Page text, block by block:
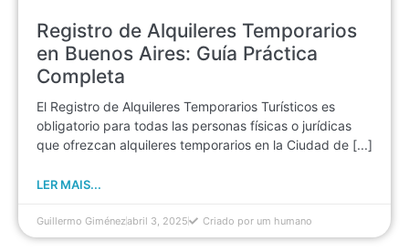
Registro de Alquileres Temporarios
en Buenos Aires: Guía Práctica
Completa
El Registro de Alquileres Temporarios Turísticos es
obligatorio para todas las personas físicas o jurídicas
que ofrezcan alquileres temporarios en la Ciudad de [...]
LER MAIS...
Guillermo Giménezabril 3, 2025 Criado por um humano